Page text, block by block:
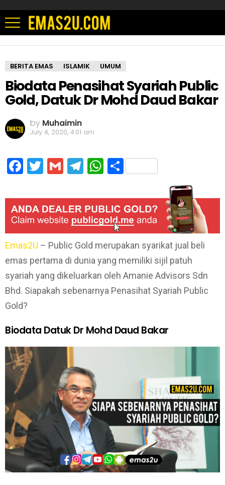
BERITA EMAS ISLAMIK UMUM
Biodata Penasihat Syariah Public
Gold, Datuk Dr Mohd Daud Bakar
by Muhaimin
July 4, 2020, 4:01 am
Facebook
Twitter
GmailTelegram
WhatsApp
Share
Emas2U – Public Gold merupakan syarikat jual beli
emas pertama di dunia yang memiliki sijil patuh
syariah yang dikeluarkan oleh Amanie Advisors Sdn
Bhd. Siapakah sebenarnya Penasihat Syariah Public
Gold?
Biodata Datuk Dr Mohd Daud Bakar